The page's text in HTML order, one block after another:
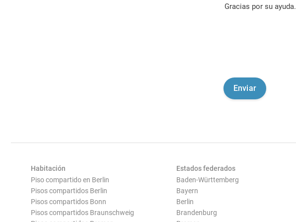
Gracias por su ayuda.
Habitación
Piso compartido en Berlin
Pisos compartidos Berlin
Pisos compartidos Bonn
Pisos compartidos Braunschweig
Estados federados
Baden-Württemberg
Bayern
Berlin
Brandenburg